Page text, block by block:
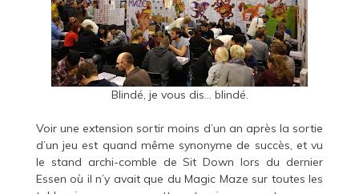
Blindé, je vous dis… blindé.
Voir une extension sortir moins d’un an après la sortie
d’un jeu est quand même synonyme de succès, et vu
le stand archi-comble de Sit Down lors du dernier
Essen où il n’y avait que du Magic Maze sur toutes les